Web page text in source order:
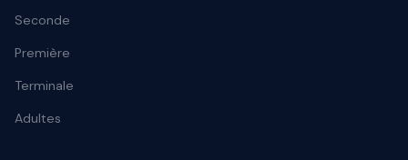
Seconde
Première
Terminale
Adultes